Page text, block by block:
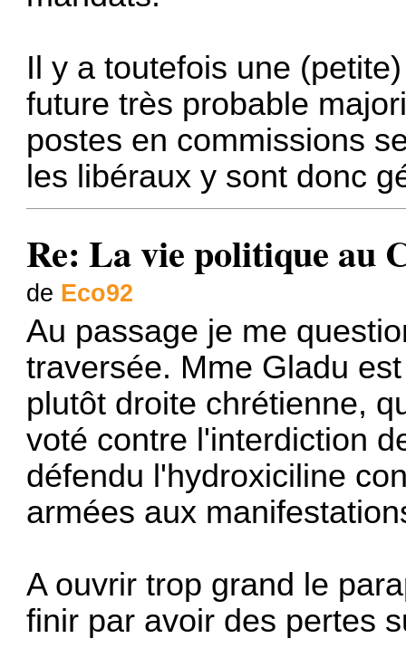
Il y a toutefois une
future très probable
postes en commissions
les libéraux y sont donc
Re: La vie politique au
de Eco92
Au passage je me
traversée. Mme Gladu
plutôt droite chrétienne,
voté contre l'interdiction
défendu l'hydroxiciline
armées aux
A ouvrir trop grand le
finir par avoir des pertes